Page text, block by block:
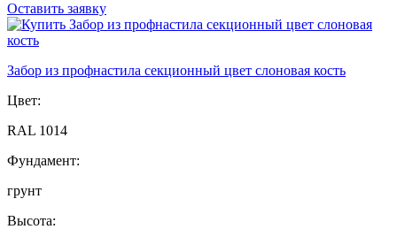
Оставить заявку
Забор из профнастила секционный цвет слоновая кость
Цвет:
RAL 1014
Фундамент:
грунт
Высота: